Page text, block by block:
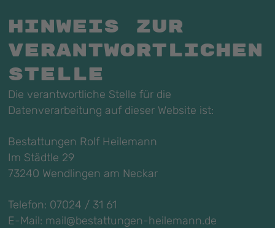
Hinweis zur
verantwortlichen
Stelle
Die verantwortliche Stelle für die
Datenverarbeitung auf dieser Website ist:
Bestattungen Rolf Heilemann
Im Städtle 29
73240 Wendlingen am Neckar
Telefon: 07024 / 31 61
E-Mail: mail@bestattungen-heilemann.de